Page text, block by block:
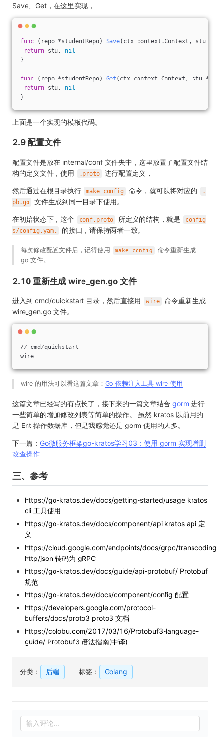
Save、Get，在这里实现，
func (repo *studentRepo) Save(ctx context.Context, stu
return stu, nil
}
func (repo *studentRepo) Get (ctx context.Context, stu
return stu, nil
}
上面是一个实现的模板代码。
2.9 配置文件
配置文件是放在 internal/conf 文件夹中，这里放置了配置文件结
构的定义文件，使用
.proto 进行配置定义，
然后通过在根目录执行 make config 命令，就可以将对应的
.
pb.go
文件生成到同一目录下使用。
在初始状态下，这个 conf.proto 所定义的结构，就是
config
s/config.yaml
的接口，请保持两者一致。
每次修改配置文件后，记得使用 make config
命令重新生成
go 文件。
2.10 重新生成 wire_gen.go 文件
进入到 cmd/quickstart 目录，然后直接用 wire
命令重新生成
wire_gen.go 文件。
// cmd/quickstart
wire
wire 的用法可以看这篇文章： Go 依赖注入工具 wire 使用
这篇文章已经写的有点长了，接下来的一篇文章结合 gorm 进行
一些简单的增加修改列表等简单的操作。 虽然 kratos 以前用的
是 Ent 操作数据库，但是我感觉还是 gorm 使用的人多。
下一篇： Go微服务框架go-kratos学习03：使用 gorm 实现增删
改查操作
三、参考
https://go-kratos.dev/docs/getting-started/usage kratos
cli 工具使用
https://go-kratos.dev/docs/component/api kratos api 定
义
https://cloud.google.com/endpoints/docs/grpc/transcoding
http/json 转码为 gRPC
https://go-kratos.dev/docs/guide/api-protobuf/ Protobuf
规范
https://go-kratos.dev/docs/component/config 配置
https://developers.google.com/protocol-
buffers/docs/proto3 proto3 文档
https://colobu.com/2017/03/16/Protobuf3-language-
guide/ Protobuf3 语法指南(中译)
分类： 后端 标签： Golang